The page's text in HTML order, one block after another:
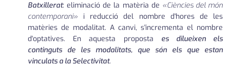
Batxillerat: eliminació de la matèria de «Ciències del món
contemporani» i reducció del nombre d'hores de les
matèries de modalitat. A canvi, s'incrementa el nombre
d'optatives. En aquesta proposta es dilueixen els
continguts de les modalitats, que són els que estan
vinculats a la Selectivitat.